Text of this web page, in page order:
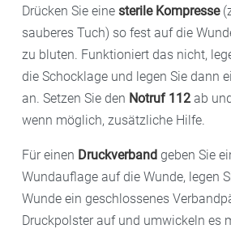
Drücken Sie eine sterile Kompresse
sauberes Tuch) so fest auf die
zu bluten. Funktioniert das nicht,
die Schocklage und legen Sie dann
an. Setzen Sie den Notruf 112 ab
wenn möglich, zusätzliche Hilfe.
Für einen Druckverband geben Sie
Wundauflage auf die Wunde, legen
Wunde ein geschlossenes
Druckpolster auf und umwickeln es